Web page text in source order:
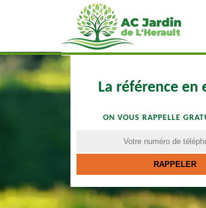
La référence en
ON VOUS RAPPELLE